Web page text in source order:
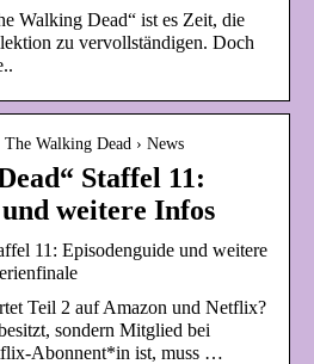
Walking Dead“ ist es Zeit, die
zu vervollständigen. Doch
Walking Dead › News
Staffel 11:
weitere Infos
11: Episodenguide und weitere
Teil 2 auf Amazon und Netflix?
sondern Mitglied bei
Abonnent*in ist, muss …